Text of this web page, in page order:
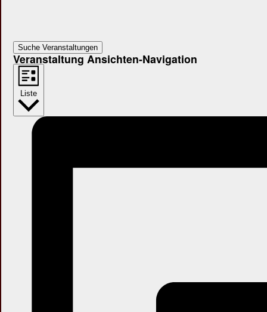
Suche Veranstaltungen
Veranstaltung Ansichten-Navigation
Liste